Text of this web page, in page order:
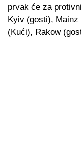
prvak će za
Kyiv (gosti),
(Kući), Rakow